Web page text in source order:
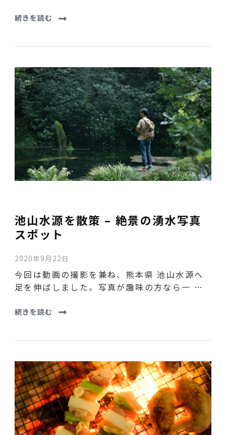
続きを読む
池山水源を散策 – 絶景の湧水写真
スポット
2020年9月22日
今回は動画の撮影を兼ね、熊本県 池山水源へ
足を伸ばしました。写真が趣味の方なら一 …
続きを読む